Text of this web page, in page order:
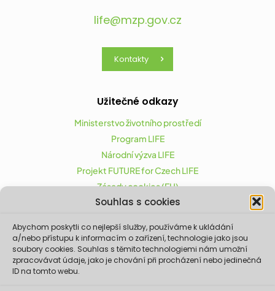
Souhlas s cookies
Abychom poskytli co nejlepší služby, používáme k ukládání
a/nebo přístupu k informacím o zařízení, technologie jako jsou
soubory cookies. Souhlas s těmito technologiemi nám umožní
zpracovávat údaje, jako je chování při procházení nebo jedinečná
ID na tomto webu.
life@mzp.gov.cz
Kontakty
Užitečné odkazy
Ministerstvo životního prostředí
Program LIFE
Národní výzva LIFE
Projekt FUTURE for Czech LIFE
Zásady cookies (EU)
Projekt FUTURE for Czech LIFE (LIFE21-CAP-CZ-LIFE
FOR CZECHIA) byl podpořen z finančního nástroje
Evropské unie LIFE.
Údaje a informace zveřejněné na těchto